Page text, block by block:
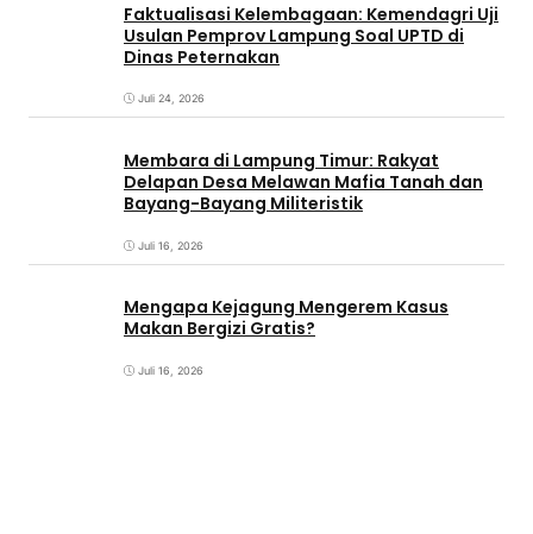
Faktualisasi Kelembagaan: Kemendagri Uji
Usulan Pemprov Lampung Soal UPTD di
Dinas Peternakan
Juli 24, 2026
Membara di Lampung Timur: Rakyat
Delapan Desa Melawan Mafia Tanah dan
Bayang-Bayang Militeristik
Juli 16, 2026
Mengapa Kejagung Mengerem Kasus
Makan Bergizi Gratis?
Juli 16, 2026